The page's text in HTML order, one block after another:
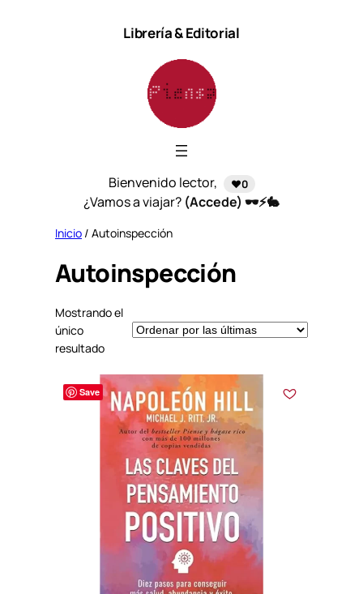
Librería & Editorial
Bienvenido lector, ❤️0
¿Vamos a viajar? (Accede) 🕶️⚡🐇
Inicio / Autoinspección
Autoinspección
Mostrando el
único
resultado
Save